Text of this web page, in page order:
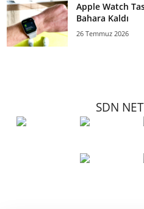
Apple Watch
Bahara Kaldı
26 Temmuz 2026
SDN